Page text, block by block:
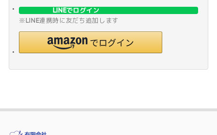
LINEでログイン
※LINE連携時に友だち追加します